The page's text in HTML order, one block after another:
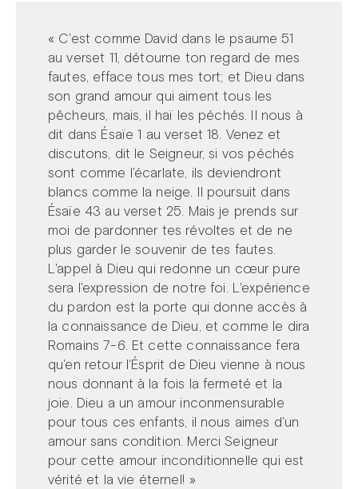
« C'est comme David dans le psaume 51
au verset 11, détourne ton regard de mes
fautes, efface tous mes tort; et Dieu dans
son grand amour qui aiment tous les
pêcheurs, mais, il haï les péchés. Il nous à
dit dans Ésaïe 1 au verset 18. Venez et
discutons, dit le Seigneur, si vos péchés
sont comme l'écarlate, ils deviendront
blancs comme la neige. Il poursuit dans
Ésaïe 43 au verset 25. Mais je prends sur
moi de pardonner tes révoltes et de ne
plus garder le souvenir de tes fautes.
L'appel à Dieu qui redonne un cœur pure
sera l'expression de notre foi. L'expérience
du pardon est la porte qui donne accès à
la connaissance de Dieu, et comme le dira
Romains 7-6. Et cette connaissance fera
qu'en retour l'Ésprit de Dieu vienne à nous
nous donnant à la fois la fermeté et la
joie. Dieu a un amour inconmensurable
pour tous ces enfants, il nous aimes d'un
amour sans condition. Merci Seigneur
pour cette amour inconditionnelle qui est
vérité et la vie éternel! »